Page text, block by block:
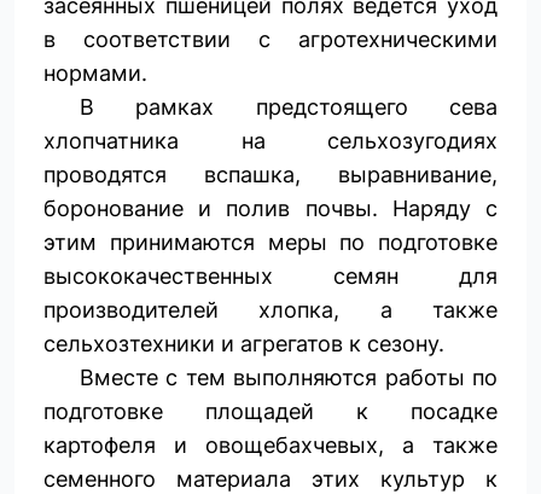
засеянных пшеницей полях ведётся уход
в соответствии с агротехническими
нормами.
В рамках предстоящего сева
хлопчатника на сельхозугодиях
проводятся вспашка, выравнивание,
боронование и полив почвы. Наряду с
этим принимаются меры по подготовке
высококачественных семян для
производителей хлопка, а также
сельхозтехники и агрегатов к сезону.
Вместе с тем выполняются работы по
подготовке площадей к посадке
картофеля и овощебахчевых, а также
семенного материала этих культур к